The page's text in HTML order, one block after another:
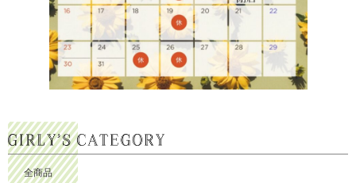
全商品